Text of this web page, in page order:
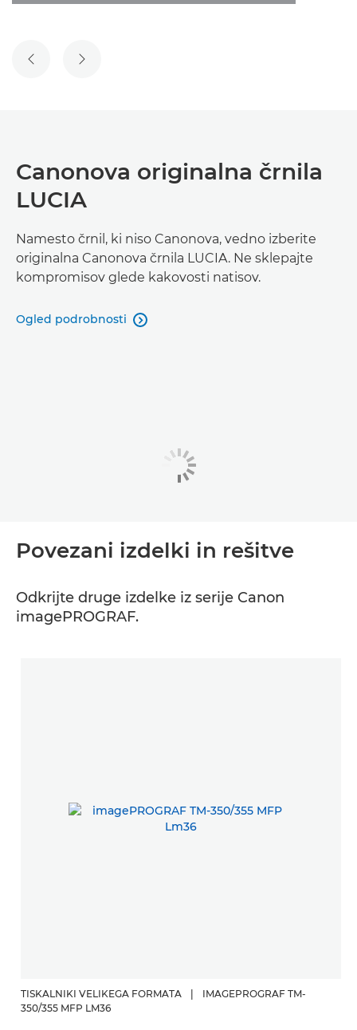
PREJŠNJI DIAPOZITIV
NASLEDNJI DIAPOZITIV
Canonova originalna črnila
LUCIA
Namesto črnil, ki niso Canonova, vedno izberite
originalna Canonova črnila LUCIA. Ne sklepajte
kompromisov glede kakovosti natisov.
Ogled podrobnosti 
Povezani izdelki in rešitve
Odkrijte druge izdelke iz serije Canon
imagePROGRAF.
TISKALNIKI VELIKEGA FORMATA |
IMAGEPROGRAF TM-
350/355 MFP LM36